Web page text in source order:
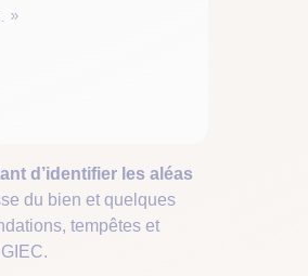
»
d’identifier les aléas
du bien et quelques
tempêtes et